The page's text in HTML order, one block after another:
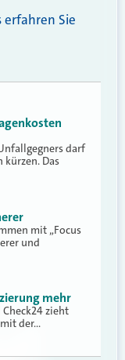
erfahren Sie
darf
Das
mit „Focus
und
mehr
zieht
der…